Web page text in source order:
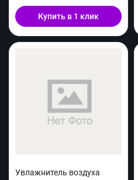
Купить в 1 клик
Увлажнитель воздуха